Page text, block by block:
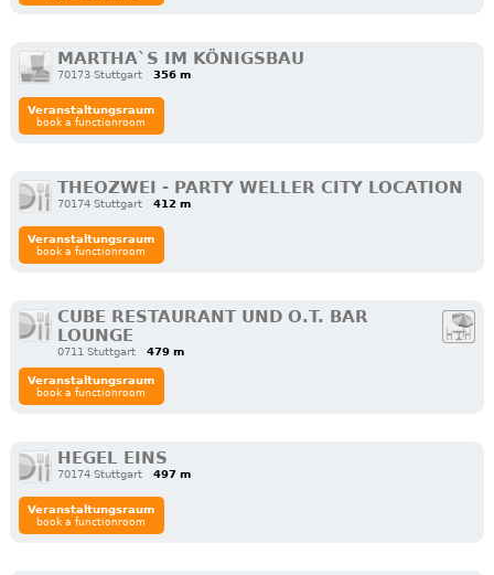
MARTHA`S IM KÖNIGSBAU
70173 Stuttgart 356 m
Veranstaltungsraum
book a functionroom
THEOZWEI - PARTY WELLER CITY LOCATION
70174 Stuttgart 412 m
Veranstaltungsraum
book a functionroom
CUBE RESTAURANT UND O.T. BAR
LOUNGE
0711 Stuttgart 479 m
Veranstaltungsraum
book a functionroom
HEGEL EINS
70174 Stuttgart 497 m
Veranstaltungsraum
book a functionroom